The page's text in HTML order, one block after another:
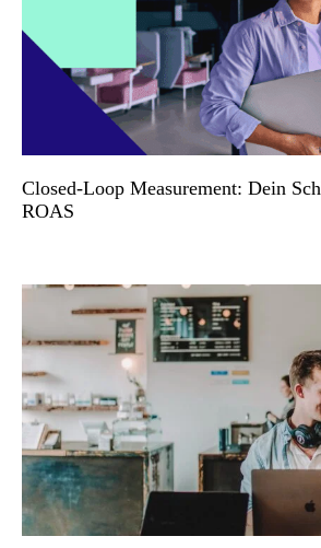
Closed-Loop Measurement: Dein
ROAS